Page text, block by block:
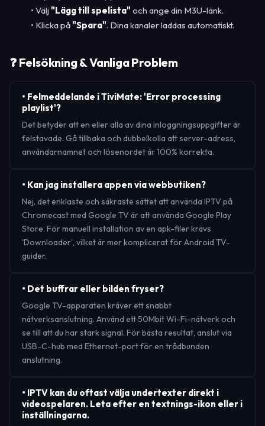
• Välj "Lägg till spelista" och ange din M3U-länk.
• Klicka på"Spara". Dina kanaler laddas automatiskt.
❓ Felsökning & Vanliga Problem
• Felmeddelande i TiviMate: 'Error processing
playlist'?
Det betyder att en eller alla av dina inloggningsuppgifter är
felstavade. Gå tillbaka och dubbelkolla att server-adress,
användarnamnet och lösenordet är 100% korrekta.
• Kan jag installera appen via webbutiken?
Nej, det enklaste och säkraste sättet att använda IPTV på
Chromecast med Google TV är att använda Google Play
Store. För manuell installation av en apk-filer krävs
'Downloader', vilket är mer komplicerat för Android TV-
guider.
• Det buffrar eller bilden fryser?
Google TV-apparaten kräver ett snabbt
nätverksanslutning. Använd ett 50Mbit Wi-Fi-nätverk och
se till att du har stark signal. För bästa resultat, anslut via
USB-C-hub med Ethernet-port för en trådbunden
anslutning.
• IPTV kan du oftast välja undertexter direkt i
videospelaren. Leta efter en textnings-ikon eller i
inställningarna.